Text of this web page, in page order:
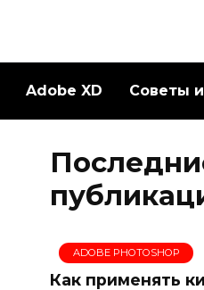
Adobe XD Советы
ADOBE PHOTOSHOP
Как применять